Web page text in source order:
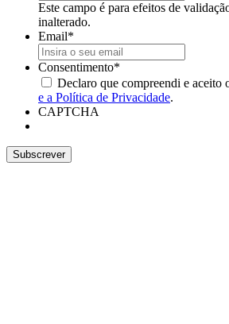
Este campo é para efeitos de
inalterado.
Email*
Consentimento*
Declaro que compreendi e aceito
e a Política de Privacidade.
CAPTCHA